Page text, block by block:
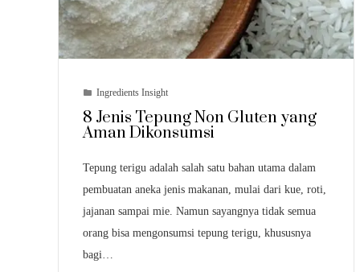
Ingredients Insight
8 Jenis Tepung Non Gluten yang
Aman Dikonsumsi
Tepung terigu adalah salah satu bahan utama dalam
pembuatan aneka jenis makanan, mulai dari kue, roti,
jajanan sampai mie. Namun sayangnya tidak semua
orang bisa mengonsumsi tepung terigu, khususnya
bagi…